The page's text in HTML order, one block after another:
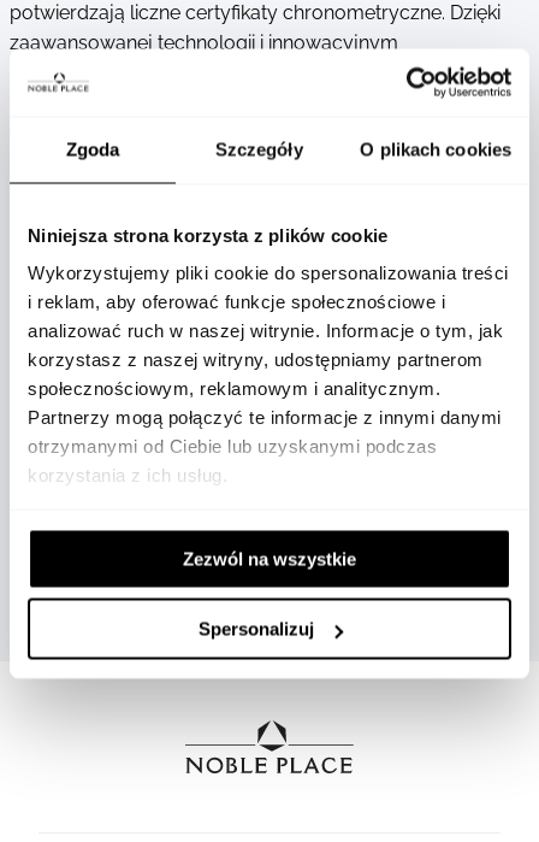
Zgoda Szczegóły O plikach cookies
Niniejsza strona korzysta z plików cookie
Wykorzystujemy pliki cookie do spersonalizowania treści
i reklam, aby oferować funkcje społecznościowe i
analizować ruch w naszej witrynie. Informacje o tym, jak
korzystasz z naszej witryny, udostępniamy partnerom
społecznościowym, reklamowym i analitycznym.
Partnerzy mogą połączyć te informacje z innymi danymi
otrzymanymi od Ciebie lub uzyskanymi podczas
korzystania z ich usług.
Zezwól na wszystkie
Spersonalizuj
potwierdzają liczne certyfikaty chronometryczne. Dzięki
zaawansowanej technologii i innowacyjnym
rozwiązaniom, takim jak mechanizmy Co-Axial, zegarki te
oferują wyjątkową precyzję działania. Każdy zegarek
wzornictwa. Wykonane z najwyższej jakości materiałów,
są doskonałym uzupełnieniem zarówno formalnych, jak i
casualowych stylizacji.
Odkryj naszą ofertę zegarków Omega i znajdź model
idealnie dopasowany do Twoich potrzeb. Wybierając
zegarek męski Omega w Noble Place, inwestujesz w
produkt najwyższej jakości, który łączy w sobie tradycję z
nowoczesnością. To nie tylko narzędzie do mierzenia
czasu, ale także wyraz osobistego stylu i statusu.